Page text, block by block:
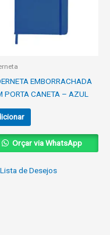
EMBORRACHADA
PORTA CANETA – AZUL
Orçar via WhatsApp
Lista de Desejos